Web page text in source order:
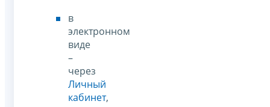
в
электронном
виде
–
через
Личный
кабинет,